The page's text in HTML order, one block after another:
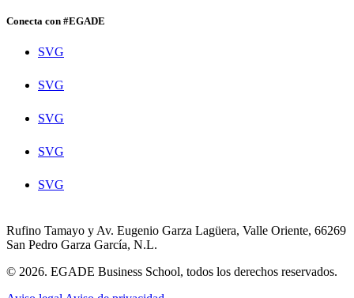
Conecta con #EGADE
SVG
SVG
SVG
SVG
SVG
Rufino Tamayo y Av. Eugenio Garza Lagüera, Valle Oriente, 66269
San Pedro Garza García, N.L.
© 2026. EGADE Business School, todos los derechos reservados.